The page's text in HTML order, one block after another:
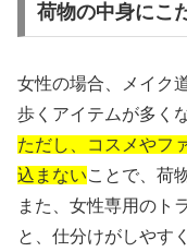
荷物の中身にこ
女性の場合、メイク
歩くアイテムが多く
ただし、コスメやフ
込まないことで、荷
また、女性専用のト
と、仕分けがしやす